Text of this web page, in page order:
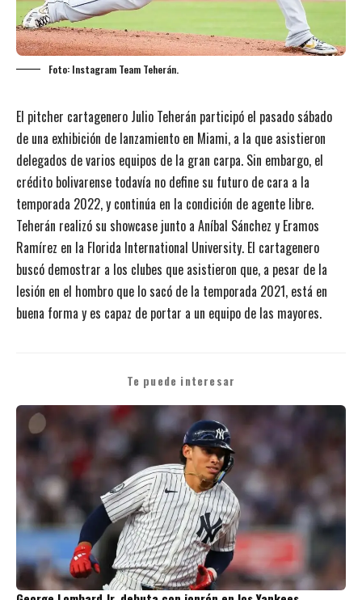
Foto: Instagram Team Teherán.
El pitcher cartagenero Julio Teherán participó el pasado sábado
de una exhibición de lanzamiento en Miami, a la que asistieron
delegados de varios equipos de la gran carpa. Sin embargo, el
crédito bolivarense todavía no define su futuro de cara a la
temporada 2022, y continúa en la condición de agente libre.
Teherán realizó su showcase junto a Aníbal Sánchez y Eramos
Ramírez en la Florida International University. El cartagenero
buscó demostrar a los clubes que asistieron que, a pesar de la
lesión en el hombro que lo sacó de la temporada 2021, está en
buena forma y es capaz de portar a un equipo de las mayores.
Te puede interesar